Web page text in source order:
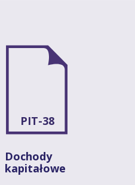
PIT-38
Dochody
kapitałowe